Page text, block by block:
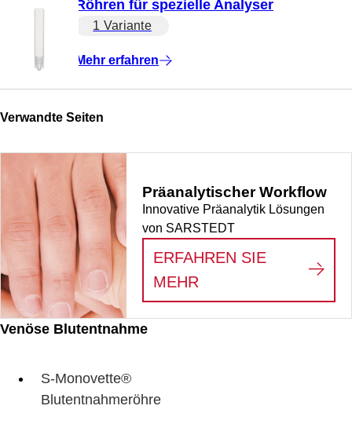
Venöse Blutentnahme
S-Monovette®
Blutentnahmeröhre
Röhren für spezielle Analyser
1 Variante
Mehr erfahren
Verwandte Seiten
Präanalytischer Workflow
Innovative Präanalytik Lösungen
von SARSTEDT
ERFAHREN SIE
MEHR